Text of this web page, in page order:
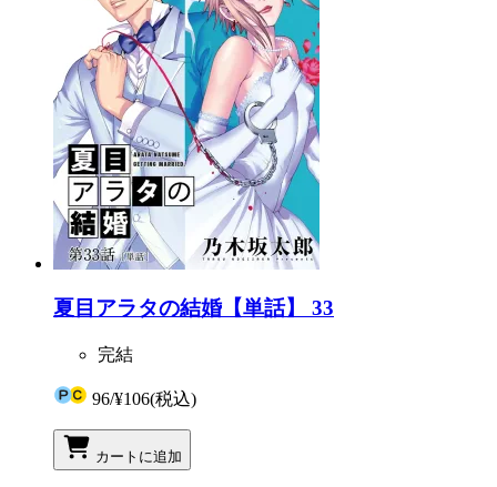
夏目アラタの結婚【単話】 33
完結
96/¥106(税込)
カートに追加